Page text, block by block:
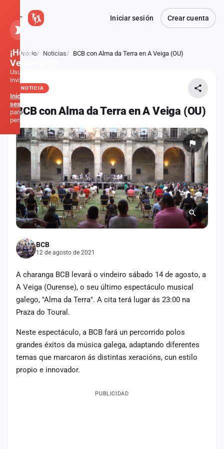
Iniciar sesión Crear cuenta
Atrás
Inicio Noticias BCB con Alma da Terra en A Veiga (OU)
NOTICIA
BCB con Alma da Terra en A Veiga (OU)
BCB
12 de agosto de 2021
A charanga BCB levará o vindeiro sábado 14 de agosto, a
A Veiga (Ourense), o seu último espectáculo musical
galego, "Alma da Terra". A cita terá lugar ás 23:00 na
Praza do Toural.
Neste espectáculo, a BCB fará un percorrido polos
grandes éxitos da música galega, adaptando diferentes
temas que marcaron ás distintas xeracións, cun estilo
propio e innovador.
PUBLICIDAD
¡Hola,
Verbener@!
Usuario
invitado
·
Inicia
sesión
para
personalizar
Inicio
Noticias
Formaciones
Fiestas
Mapa
de
fiestas
Componentes
Fichajes
Rankings
Vídeos